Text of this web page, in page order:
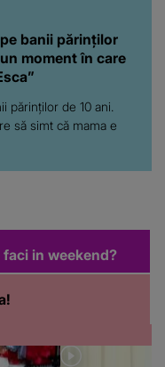
banii părinților
moment în care
părinților de 10 ani.
să simt că mama e
faci in weekend?